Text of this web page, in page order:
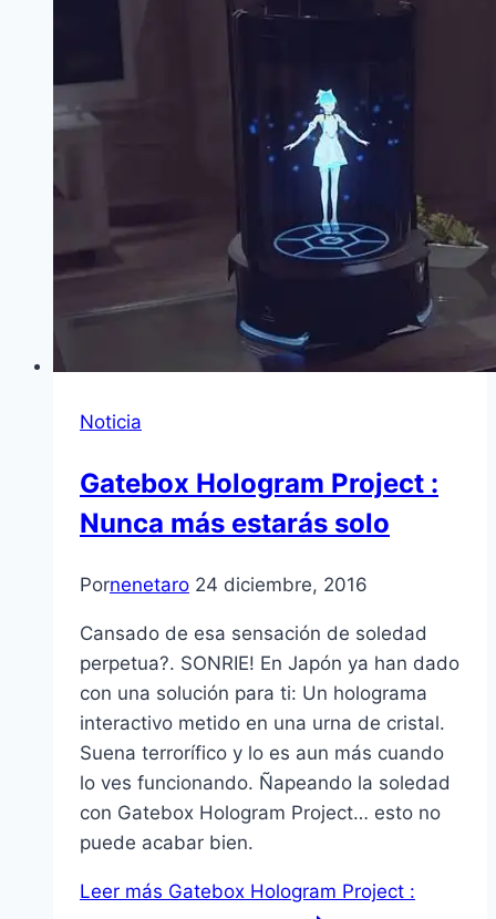
Noticia
Gatebox Hologram Project :
Nunca más estarás solo
Pornenetaro 24 diciembre, 2016
Cansado de esa sensación de soledad
perpetua?. SONRIE! En Japón ya han dado
con una solución para ti: Un holograma
interactivo metido en una urna de cristal.
Suena terrorífico y lo es aun más cuando
lo ves funcionando. Ñapeando la soledad
con Gatebox Hologram Project… esto no
puede acabar bien.
Leer más Gatebox Hologram Project :